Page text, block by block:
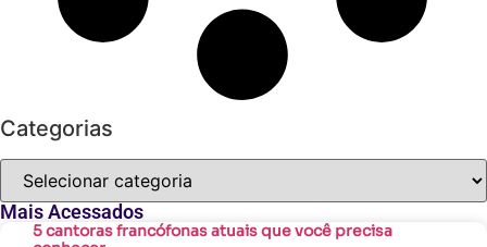
Categorias
Mais Acessados
5 cantoras francófonas atuais que você precisa